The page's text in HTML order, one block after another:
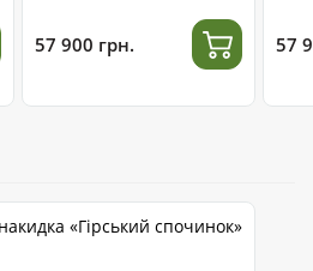
57 900 грн. 57
«Гірський спочинок»